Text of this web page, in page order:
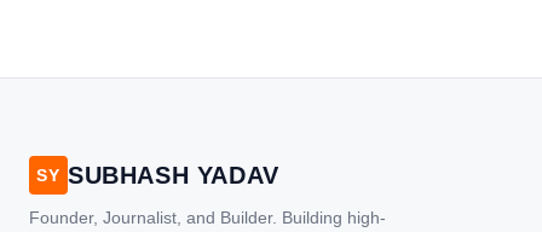
SY SUBHASH YADAV
Founder, Journalist, and Builder. Building high-